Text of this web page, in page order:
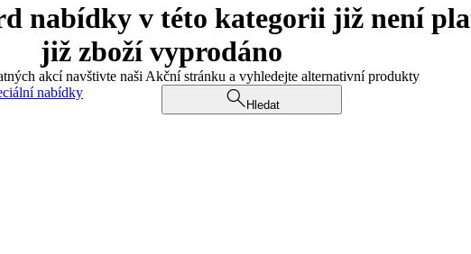
nabídky v této kategorii již není
již zboží vyprodáno
akcí navštivte naši Akční stránku a vyhledejte alternativní produkty
nabídky
Hledat